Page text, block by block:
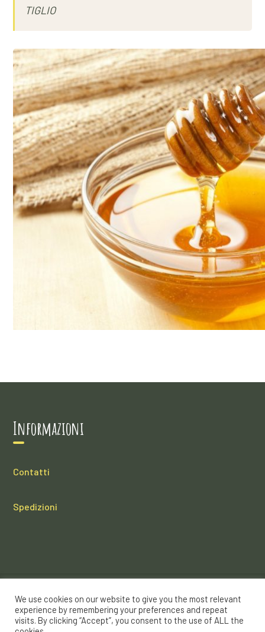
TIGLIO
Informazioni
Contatti
Spedizioni
Sorgato Emporio di Sorgato Davide C.so Galileo Ferraris
19, Trino (VC) 13039 P.IVA: 02697560023 CF:
We use cookies on our website to give you the most relevant
experience by remembering your preferences and repeat
visits. By clicking “Accept”, you consent to the use of ALL the